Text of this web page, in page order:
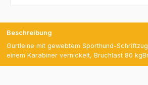
Beschreibung
Gurtleine mit gewebtem Sporthund-
einem Karabiner vernickelt, Bruchlast 80